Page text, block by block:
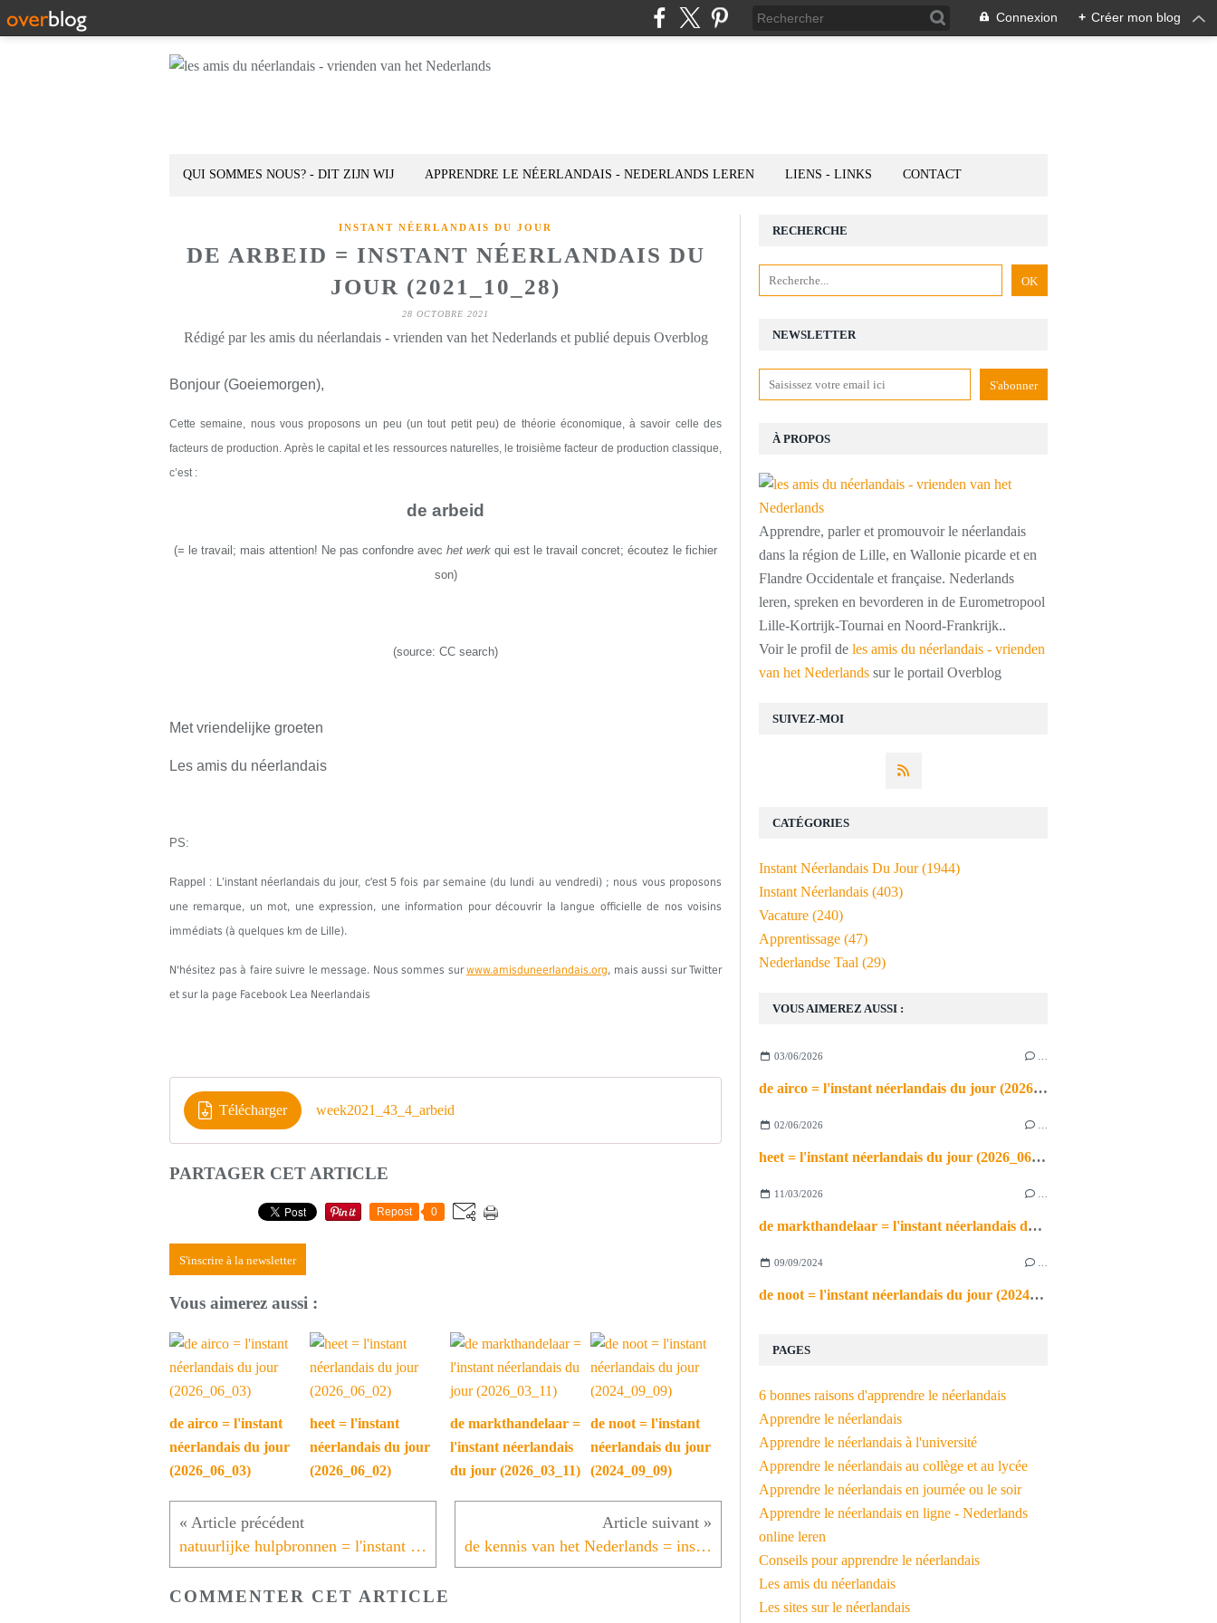
Connexion + Créer mon blog
QUI SOMMES NOUS? - DIT ZIJN WIJ APPRENDRE LE NÉERLANDAIS - NEDERLANDS LEREN LIENS - LINKS CONTACT
INSTANT NÉERLANDAIS DU JOUR
DE ARBEID = INSTANT NÉERLANDAIS DU
JOUR (2021_10_28)
28 OCTOBRE 2021
Rédigé par les amis du néerlandais - vrienden van het Nederlands et publié depuis Overblog
Bonjour (Goeiemorgen),
Cette semaine, nous vous proposons un peu (un tout petit peu) de théorie économique, à savoir celle des
facteurs de production. Après le capitalet les ressources naturelles, le troisième facteur de production classique,
c’est:
de arbeid
(= le travail; mais attention! Ne pas confondre avec het werk qui est le travail concret; écoutez le fichier
son)
(source: CC search)
Met vriendelijke groeten
Les amis du néerlandais
PS:
Rappel : L’instant néerlandais du jour, c'est 5 fois par semaine (du lundi au vendredi) ; nous vous proposons
une remarque, un mot, une expression, une information pour découvrir la langue officielle de nos voisins
immédiats (à quelques km de Lille).
N'hésitez pas à faire suivre le message. Nous sommes surwww.amisduneerlandais.org, mais aussi sur Twitter
et sur la page Facebook Lea Neerlandais
Télécharger week2021_43_4_arbeid
PARTAGER CET ARTICLE
Repost 0
S'inscrire à la newsletter
Vous aimerez aussi :
de airco = l'instant
néerlandais du jour
(2026_06_03)
heet = l'instant
néerlandais du jour
(2026_06_02)
de markthandelaar =
l'instant néerlandais
du jour (2026_03_11)
de noot = l'instant
néerlandais du jour
(2024_09_09)
natuurlijke hulpbronnen = l'instant néerlandais du jour (2021_10_27) de kennis van het Nederlands = instant néerlandais du jour (2021_10_29)
COMMENTER CET ARTICLE
NEWSLETTER
SUIVEZ-MOI
RECHERCHE
À PROPOS
Apprendre, parler et promouvoir le néerlandais
dans la région de Lille, en Wallonie picarde et en
Flandre Occidentale et française. Nederlands
leren, spreken en bevorderen in de Eurometropool
Lille-Kortrijk-Tournai en Noord-Frankrijk..
Voir le profil de les amis du néerlandais - vrienden
van het Nederlands sur le portail Overblog
VOUS AIMEREZ AUSSI :
03/06/2026
de airco = l'instant néerlandais du jour (2026_06_03)
02/06/2026
heet = l'instant néerlandais du jour (2026_06_02)
11/03/2026
de markthandelaar = l'instant néerlandais du jour (2026_03_11)
09/09/2024
de noot = l'instant néerlandais du jour (2024_09_09)
PAGES
6 bonnes raisons d'apprendre le néerlandais
Apprendre le néerlandais
Apprendre le néerlandais à l'université
Apprendre le néerlandais au collège et au lycée
Apprendre le néerlandais en journée ou le soir
Apprendre le néerlandais en ligne - Nederlands
online leren
Conseils pour apprendre le néerlandais
Les amis du néerlandais
Les sites sur le néerlandais
CATÉGORIES
Instant Néerlandais Du Jour(1944)
Instant Néerlandais (403)
Vacature (240)
Apprentissage (47)
Nederlandse Taal (29)